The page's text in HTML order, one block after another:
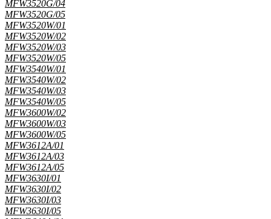
MFW3520G/04
MFW3520G/05
MFW3520W/01
MFW3520W/02
MFW3520W/03
MFW3520W/05
MFW3540W/01
MFW3540W/02
MFW3540W/03
MFW3540W/05
MFW3600W/02
MFW3600W/03
MFW3600W/05
MFW3612A/01
MFW3612A/03
MFW3612A/05
MFW3630I/01
MFW3630I/02
MFW3630I/03
MFW3630I/05